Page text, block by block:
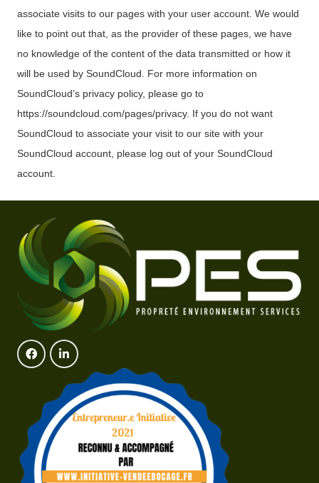
associate visits to our pages with your user account. We would
like to point out that, as the provider of these pages, we have
no knowledge of the content of the data transmitted or how it
will be used by SoundCloud. For more information on
SoundCloud’s privacy policy, please go to
https://soundcloud.com/pages/privacy. If you do not want
SoundCloud to associate your visit to our site with your
SoundCloud account, please log out of your SoundCloud
account.